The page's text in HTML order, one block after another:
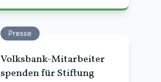
Presse
Volksbank-Mitarbeiter
spenden für Stiftung